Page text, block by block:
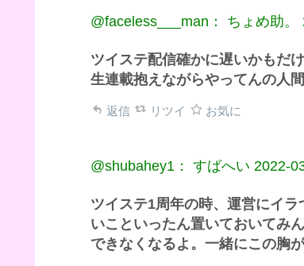
@faceless___man： ちょめ助。
ツイステ配信確かに遅いかもだ
生連載抱えながらやってんの人
返信 リツイ お気に
@shubahey1： すばへい 2022-
ツイステ1周年の時、運営にイ
いこといったん置いておいてみ
できなくなるよ。一緒にこの胸